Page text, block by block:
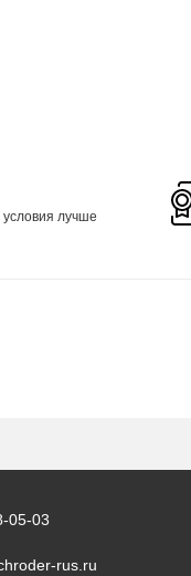
лучше
05-03
rus.ru